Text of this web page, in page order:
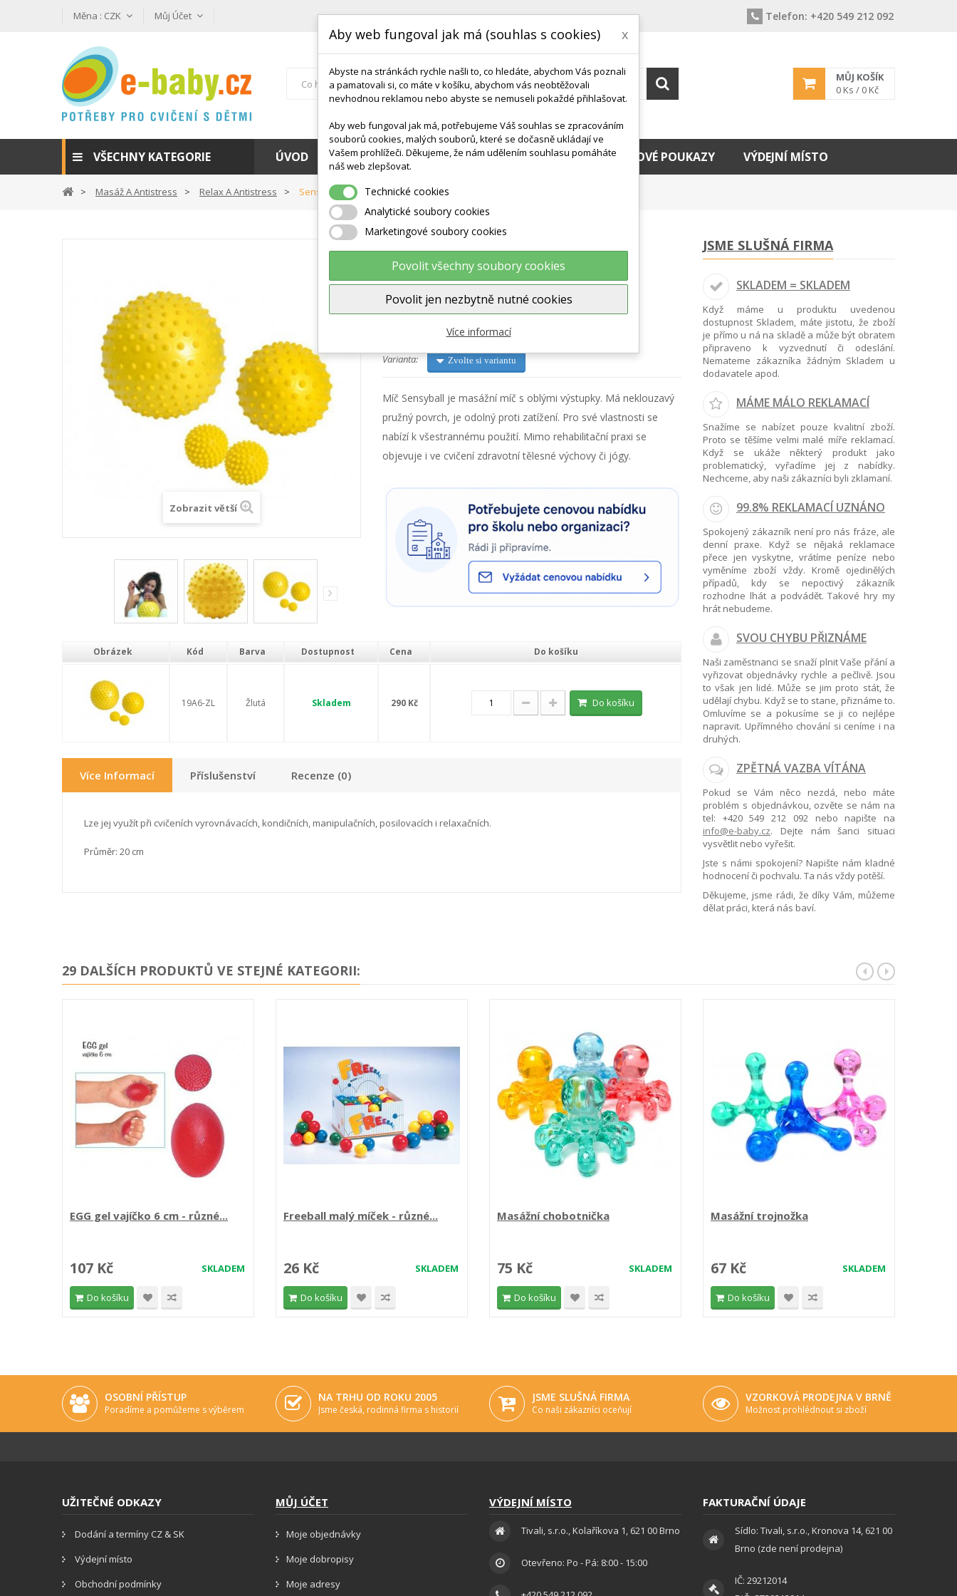
Měna : CZK Můj Účet Telefon: +420 549 212 092
MŮJ KOŠÍK
0 Ks / 0 Kč
VŠECHNY KATEGORIE ÚVOD KONTAKT DODÁNÍ A TERMÍNY CZ & SK DÁRKOVÉ POUKAZY VÝDEJNÍ MÍSTO
Masáž A Antistress Relax A Antistress Sensyball 20cm Míč
Zobrazit větší
Sensyball 20cm míč
Výrobce: Ostatní výrobci
Relax a antistress
Varianta: Zvolte si variantu
Míč Sensyball je masážní míč s oblými výstupky. Má neklouzavý
pružný povrch, je odolný proti zatížení. Pro své vlastnosti se
nabízí k všestrannému použití. Mimo rehabilitační praxi se
objevuje i ve cvičení zdravotní tělesné výchovy či jógy.
Obrázek Kód Barva Dostupnost Cena Do košíku
19A6-ZL Žlutá Skladem 290 Kč Do košíku
Více Informací Příslušenství Recenze (0)
Lze jej využít při cvičeních vyrovnávacích, kondičních, manipulačních, posilovacích i relaxačních.
Průměr: 20 cm
JSME SLUŠNÁ FIRMA
SKLADEM = SKLADEM
Když máme u produktu uvedenou
dostupnost Skladem, máte jistotu, že zboží
je přímo u ná na skladě a může být obratem
připraveno k vyzvednutí či odeslání.
Nemateme zákazníka žádným Skladem u
dodavatele apod.
MÁME MÁLO REKLAMACÍ
Snažíme se nabízet pouze kvalitní zboží.
Proto se těšíme velmi malé míře reklamací.
Když se ukáže některý produkt jako
problematický, vyřadíme jej z nabídky.
Nechceme, aby naši zákazníci byli zklamaní.
99.8% REKLAMACÍ UZNÁNO
Spokojený zákazník není pro nás fráze, ale
denní praxe. Když se nějaká reklamace
přece jen vyskytne, vrátíme peníze nebo
vyměníme zboží vždy. Kromě ojedinělých
případů, kdy se nepoctivý zákazník
rozhodne lhát a podvádět. Takové hry my
hrát nebudeme.
SVOU CHYBU PŘIZNÁME
Naši zaměstnanci se snaží plnit Vaše přání a
vyřizovat objednávky rychle a pečlivě. Jsou
to však jen lidé. Může se jim proto stát, že
udělají chybu. Když se to stane, přiznáme to.
Omluvíme se a pokusíme se ji co nejlépe
napravit. Upřímného chování si ceníme i na
druhých.
ZPĚTNÁ VAZBA VÍTÁNA
Pokud se Vám něco nezdá, nebo máte
problém s objednávkou, ozvěte se nám na
tel: +420 549 212 092nebo napište na
info@e-baby.cz. Dejte nám šanci situaci
vysvětlit nebo vyřešit.
Jste s námi spokojení? Napište nám kladné
hodnocení či pochvalu. Ta nás vždy potěší.
Děkujeme, jsme rádi, že díky Vám, můžeme
dělat práci, která nás baví.
29 DALŠÍCH PRODUKTŮ VE STEJNÉ KATEGORII:
EGG gel vajíčko 6 cm - různé...
SKLADEM
107 Kč
Do košíku
Freeball malý míček - různé...
SKLADEM
26 Kč
Do košíku
Masážní chobotnička
SKLADEM
75 Kč
Do košíku
Masážní trojnožka
SKLADEM
67 Kč
Do košíku
OSOBNÍ PŘÍSTUP
Poradíme a pomůžeme s výběrem
NA TRHU OD ROKU 2005
Jsme česká, rodinná firma s historií
JSME SLUŠNÁ FIRMA
Co naši zákazníci oceňují
VZORKOVÁ PRODEJNA V BRNĚ
Možnost prohlédnout si zboží
UŽITEČNÉ ODKAZY
Dodání a termíny CZ & SK
Výdejní místo
Obchodní podmínky
MŮJ ÚČET
Moje objednávky
Moje dobropisy
Moje adresy
VÝDEJNÍ MÍSTO
Tivali, s.r.o., Kolaříkova 1, 621 00 Brno
Otevřeno: Po - Pá: 8:00 - 15:00
FAKTURAČNÍ ÚDAJE
Sídlo: Tivali, s.r.o., Kronova 14, 621 00
Brno (zde není prodejna)
IČ: 29212014
Aby web fungoval jak má (souhlas s cookies) x
Abyste na stránkách rychle našli to, co hledáte, abychom Vás poznali
a pamatovali si, co máte v košíku, abychom vás neobtěžovali
nevhodnou reklamou nebo abyste se nemuseli pokaždé přihlašovat.
Aby web fungoval jak má, potřebujeme Váš souhlas se zpracováním
souborů cookies, malých souborů, které se dočasně ukládají ve
Vašem prohlížeči. Děkujeme, že nám udělením souhlasu pomáháte
náš web zlepšovat.
Technické cookies
Analytické soubory cookies
Marketingové soubory cookies
Povolit všechny soubory cookies
Povolit jen nezbytně nutné cookies
Více informací